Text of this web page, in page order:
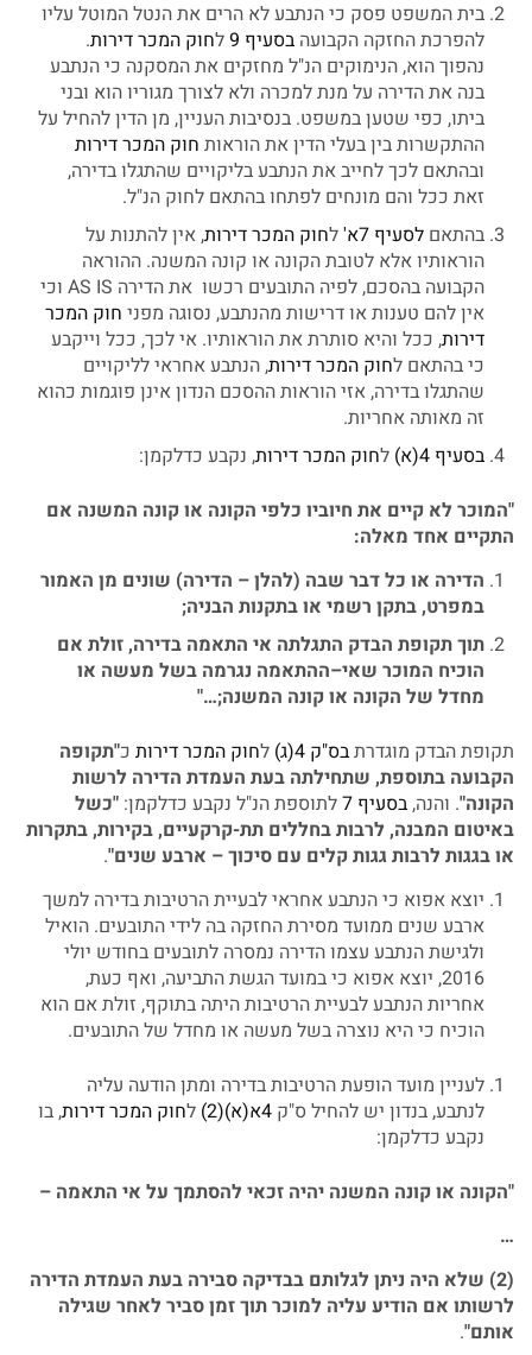
בית המשפט פסק כי הנתבע לא הרים את הנטל המוטל עליו
להפרכת החזקה הקבועה בסעיף 9 לחוק המכר דירות.
נהפוך הוא, הנימוקים הנ"ל מחזקים את המסקנה כי הנתבע
בנה את הדירה על מנת למכרה ולא לצורך מגוריו הוא ובני
ביתו, כפי שטען במשפט. בנסיבות העניין, מן הדין להחיל על
ההתקשרות בין בעלי הדין את הוראות חוק המכר דירות
ובהתאם לכך לחייב את הנתבע בליקויים שהתגלו בדירה,
זאת ככל והם מונחים לפתחו בהתאם לחוק הנ"ל.
בהתאם לסעיף 7א' לחוק המכר דירות, אין להתנות על
הוראותיו אלא לטובת הקונה או קונה המשנה. ההוראה
הקבועה בהסכם, לפיה התובעים רכשו את הדירה AS IS וכי
אין להם טענות או דרישות מהנתבע, נסוגה מפני חוק המכר
דירות, ככל והיא סותרת את הוראותיו. אי לכך, ככל וייקבע
כי בהתאם לחוק המכר דירות, הנתבע אחראי לליקויים
שהתגלו בדירה, אזי הוראות ההסכם הנדון אינן פוגמות כהוא
זה מאותה אחריות.
בסעיף 4(א)
לחוק המכר דירות, נקבע כדלקמן:
"המוכר לא קיים את חיוביו כלפי הקונה או קונה המשנה אם
התקיים אחד מאלה:
הדירה או כלדבר שבה (להלן– הדירה) שונים מן האמור
במפרט, בתקן רשמי אובתקנות הבניה;
תוךתקופת הבדק התגלתה אי התאמה בדירה, זולת אם
הוכיח המוכר שאי–ההתאמה נגרמה בשל מעשה או
מחדל של הקונה או קונה המשנה;…"
תקופת הבדק מוגדרתבס"ק 4(ג) לחוק המכר דירות כ"תקופה
הקבועה בתוספת, שתחילתה בעת העמדת הדירה לרשות
הקונה". והנה,בסעיף 7 לתוספת הנ"ל נקבע כדלקמן: "כשל
באיטום המבנה, לרבות בחללים תת-קרקעיים, בקירות, בתקרות
או בגגות לרבות גגות קלים עם סיכוך – ארבע שנים".
יוצא אפוא כי הנתבע אחראי לבעיית הרטיבות בדירה למשך
ארבע שנים ממועד מסירת החזקה בה לידי התובעים. הואיל
ולגישת הנתבע עצמו הדירה נמסרה לתובעים בחודש יולי
2016, יוצא אפוא כי במועד הגשת התביעה, ואף כעת,
אחריות הנתבע לבעיית הרטיבות היתה בתוקף, זולת אם הוא
הוכיח כי היא נוצרה בשל מעשה או מחדל של התובעים.
לעניין מועד הופעת הרטיבות בדירה ומתן הודעה עליה
לנתבע, בנדון יש להחיל ס"ק 4א(א)(2) לחוק המכר דירות, בו
נקבע כדלקמן:
"הקונה או קונה המשנה יהיה זכאי להסתמך על אי התאמה –
…
(2)
שלא היה ניתן לגלותם בבדיקה סבירה בעת העמדת הדירה
לרשותו אם הודיע עליה למוכרתוךזמןסביר לאחר שגילה
אותם"
.